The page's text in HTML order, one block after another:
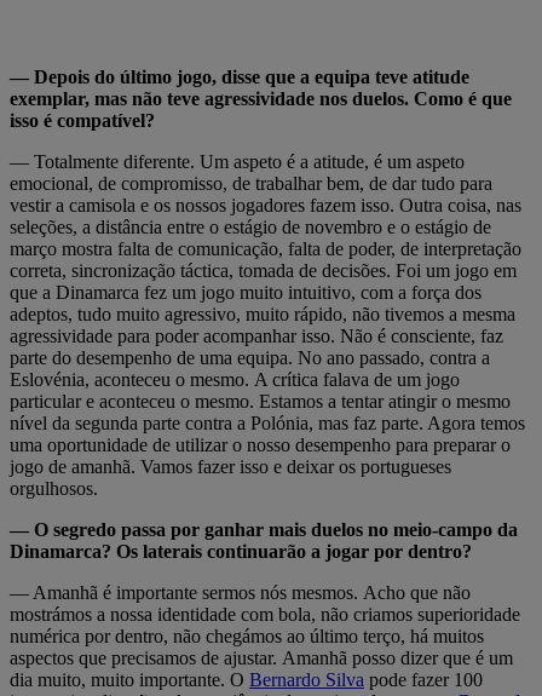
— Depois do último jogo, disse que a equipa teve atitude
exemplar, mas não teve agressividade nos duelos. Como é que
isso é compatível?
— Totalmente diferente. Um aspeto é a atitude, é um aspeto
emocional, de compromisso, de trabalhar bem, de dar tudo para
vestir a camisola e os nossos jogadores fazem isso. Outra coisa, nas
seleções, a distância entre o estágio de novembro e o estágio de
março mostra falta de comunicação, falta de poder, de interpretação
correta, sincronização táctica, tomada de decisões. Foi um jogo em
que a Dinamarca fez um jogo muito intuitivo, com a força dos
adeptos, tudo muito agressivo, muito rápido, não tivemos a mesma
agressividade para poder acompanhar isso. Não é consciente, faz
parte do desempenho de uma equipa. No ano passado, contra a
Eslovénia, aconteceu o mesmo. A crítica falava de um jogo
particular e aconteceu o mesmo. Estamos a tentar atingir o mesmo
nível da segunda parte contra a Polónia, mas faz parte. Agora temos
uma oportunidade de utilizar o nosso desempenho para preparar o
jogo de amanhã. Vamos fazer isso e deixar os portugueses
orgulhosos.
— O segredo passa por ganhar mais duelos no meio-campo da
Dinamarca? Os laterais continuarão a jogar por dentro?
— Amanhã é importante sermos nós mesmos. Acho que não
mostrámos a nossa identidade com bola, não criamos superioridade
numérica por dentro, não chegámos ao último terço, há muitos
aspectos que precisamos de ajustar. Amanhã posso dizer que é um
dia muito, muito importante. O Bernardo Silva pode fazer 100